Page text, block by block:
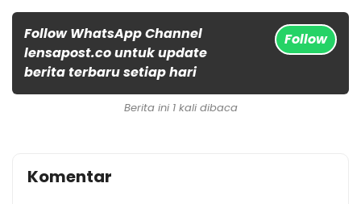
Follow WhatsApp Channel
lensapost.co untuk update
berita terbaru setiap hari
Follow
Berita ini 1 kali dibaca
Komentar